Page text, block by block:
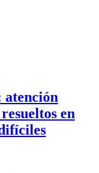
atención
en